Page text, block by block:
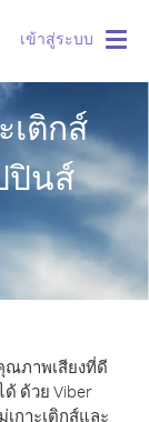
เข้าสู่ระบบ
เติกส์
ปินส์
ภาพเสียงที่ดี
ด้วย Viber
กาะเติกส์และ